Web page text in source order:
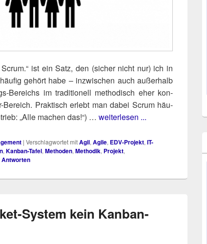
ist ein Satz, den (sicher nicht nur) ich in
gehört habe – inzwi­schen auch außer­halb
Bereichs im tra­di­tio­nell metho­disch eher kon­
Bereich. Prak­tisch erlebt man dabei Scrum häu­
„Alle machen das!“) … weiterlesen ...
| Verschlagwortet mitAgil, Agile, EDV-Projekt, IT-
, Kanban-Tafel, Methoden, Methodik, Projekt,
Antworten
System kein Kanban-